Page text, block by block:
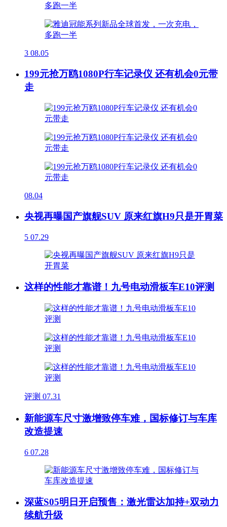
3 08.05
199元抢万鸥1080P行车记录仪 还有机会0元带
走
08.04
央视再曝国产旗舰SUV 原来红旗H9只是开胃菜
5 07.29
这样的性能才靠谱！九号电动滑板车E10评测
评测 07.31
新能源车尺寸激增致停车难，国标修订与车库
改造提速
6 07.28
深蓝S05明日开启预售：激光雷达加持+双动力
续航升级